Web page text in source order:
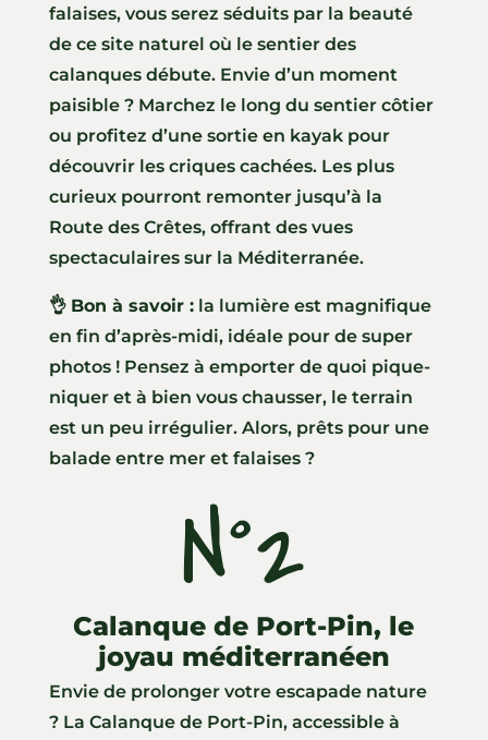
falaises, vous serez séduits par la beauté
de ce site naturel où le sentier des
calanques débute. Envie d’un moment
paisible ? Marchez le long du sentier côtier
ou profitez d’une sortie en kayak pour
découvrir les criques cachées. Les plus
curieux pourront remonter jusqu’à la
Route des Crêtes, offrant des vues
spectaculaires sur la Méditerranée.
👌 Bon à savoir :la lumière est magnifique
en fin d’après-midi, idéale pour de super
photos ! Pensez à emporter de quoi pique-
niquer et à bien vous chausser, le terrain
est un peu irrégulier. Alors, prêts pour une
balade entre mer et falaises ?
N°2
Calanque de Port-Pin, le
joyau méditerranéen
Envie de prolonger votre escapade nature
? La Calanque de Port-Pin, accessible à